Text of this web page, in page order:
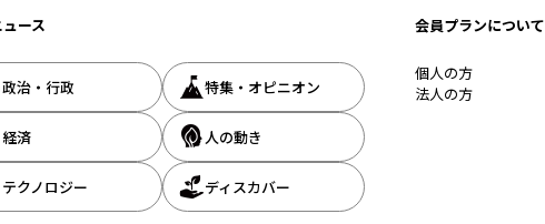
ース
政治・行政 特集・オピニオン
経済 人の動き
テクノロジー ディスカバー
会員プランについて
個人の方
法人の方